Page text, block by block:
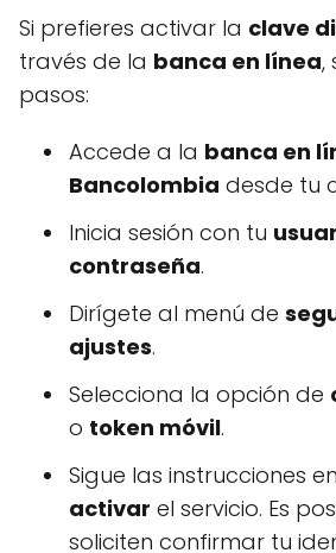
Si prefieres activar la clave
través de la banca en línea,
pasos:
Accede a la banca en
Bancolombia desde tu
Inicia sesión con tu
contraseña.
Dirígete al menú de
ajustes.
Selecciona la opción de
o token móvil.
Sigue las instrucciones
activar el servicio. Es
soliciten confirmar tu